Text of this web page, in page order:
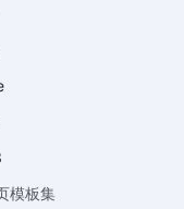
模板集